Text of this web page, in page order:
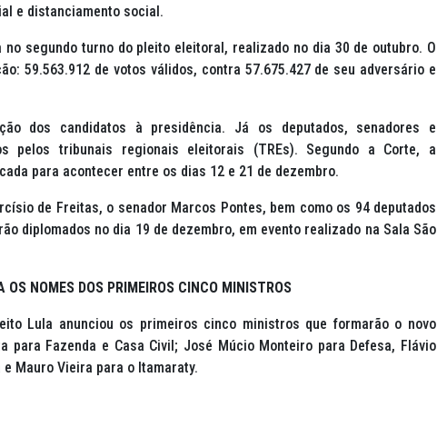
e distanciamento social.
segundo turno do pleito eleitoral, realizado no dia 30 de outubro. O
59.563.912 de votos válidos, contra 57.675.427 de seu adversário e
dos candidatos à presidência. Já os deputados, senadores e
pelos tribunais regionais eleitorais (TREs). Segundo a Corte, a
para acontecer entre os dias 12 e 21 de dezembro.
de Freitas, o senador Marcos Pontes, bem como os 94 deputados
diplomados no dia 19 de dezembro, em evento realizado na Sala São
OS NOMES DOS PRIMEIROS CINCO MINISTROS
Lula anunciou os primeiros cinco ministros que formarão o novo
para Fazenda e Casa Civil; José Múcio Monteiro para Defesa, Flávio
Mauro Vieira para o Itamaraty.